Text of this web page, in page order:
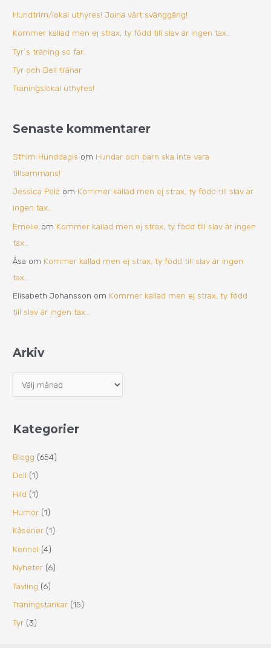
e
r
:
Hundtrim/lokal uthyres! Joina vårt svänggäng!
Kommer kallad men ej strax, ty född till slav är ingen tax…
Tyr`s träning so far..
Tyr och Dell tränar
Träningslokal uthyres!
Senaste kommentarer
Sthlm Hunddagis om Hundar och barn ska inte vara
tillsammans!
Jessica Pelz om Kommer kallad men ej strax, ty född till slav är
ingen tax…
Emelie om Kommer kallad men ej strax, ty född till slav är ingen
tax…
Åsa om Kommer kallad men ej strax, ty född till slav är ingen
tax…
Elisabeth Johansson om Kommer kallad men ej strax, ty född
till slav är ingen tax…
Arkiv
Kategorier
Blogg (654)
Dell (1)
Hild (1)
Humor (1)
Kåserier (1)
Kennel (4)
Nyheter (6)
Tävling (6)
Träningstankar (15)
Tyr (3)